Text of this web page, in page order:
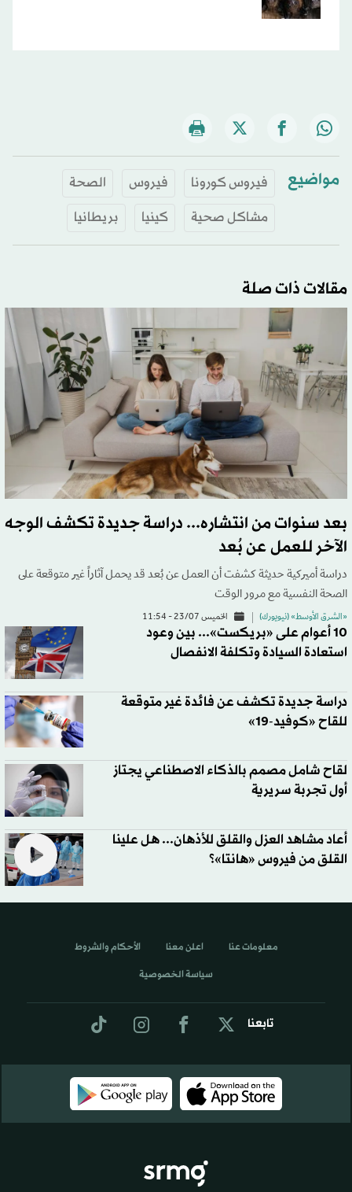
مواضيع فيروس كورونا فيروس
الصحة
مشاكل صحية
كينيا بريطانيا
مقالات ذات صلة
بعد سنوات من انتشاره... دراسة جديدة تكشف الوجه
الآخر للعمل عن بُعد
دراسة أميركية حديثة كشفت أن العمل عن بُعد قد يحمل آثاراً غير متوقعة على
الصحة النفسية مع مرور الوقت
«الشرق الأوسط» (نيويورك) الخميس 23/07 - 11:54
10 أعوام على «بريكست»... بين وعود
استعادة السيادة وتكلفة الانفصال
دراسة جديدة تكشف عن فائدة غير متوقعة
للقاح «كوفيد-19»
لقاح شامل مصمم بالذكاء الاصطناعي يجتاز
أول تجربة سريرية
أعاد مشاهد العزل والقلق للأذهان... هل علينا
القلق من فيروس «هانتا»؟
تابعنا
معلومات عنا اعلن معنا الأحكام والشروط
سياسة الخصوصية